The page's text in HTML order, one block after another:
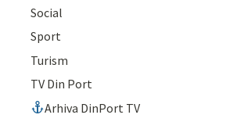
Social
Sport
Turism
TV Din Port
Arhiva DinPort TV